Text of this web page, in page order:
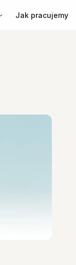
Jak pracujemy